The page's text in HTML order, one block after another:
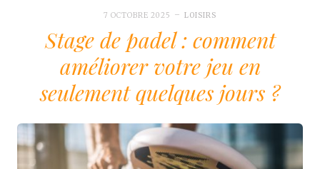
7 OCTOBRE 2025 LOISIRS
Stage de padel : comment
améliorer votre jeu en
seulement quelques jours ?